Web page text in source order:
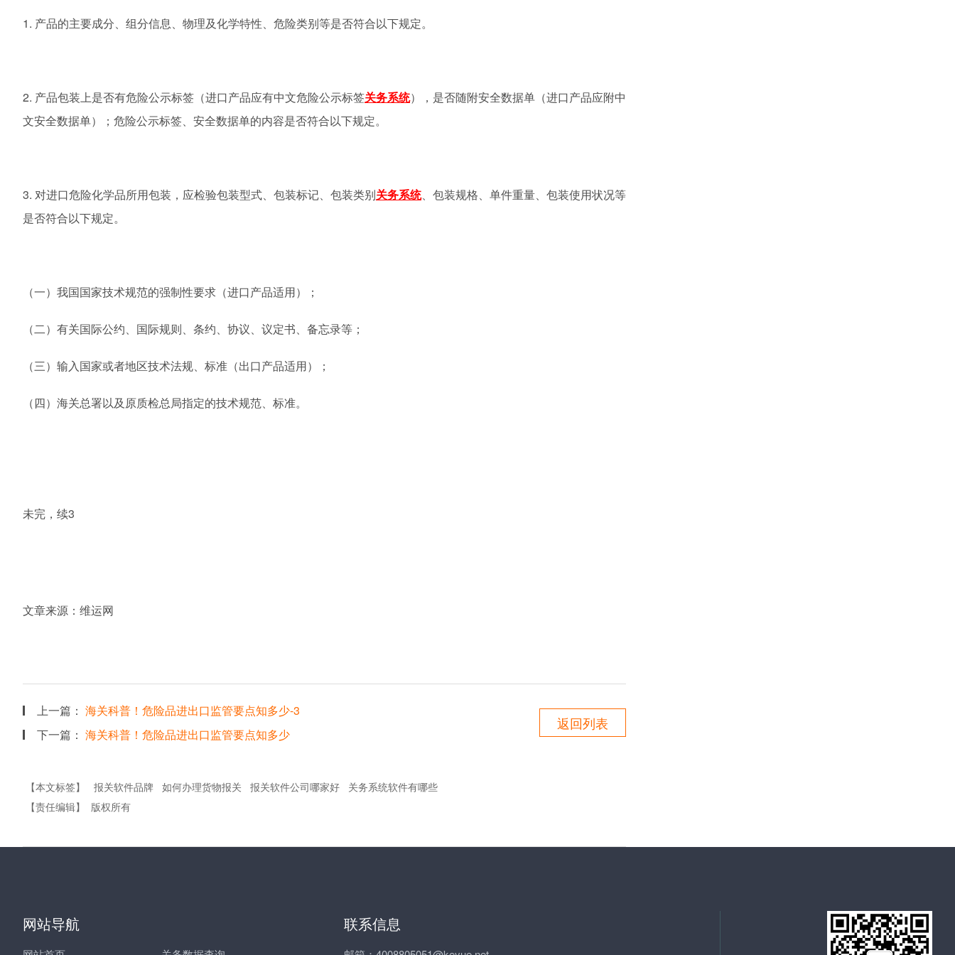
1. 产品的主要成分、组分信息、物理及化学特性、危险类别等是否符合以下规定。
2. 产品包装上是否有危险公示标签（进口产品应有中文危险公示标签关务系统），是否随附安全数据单（进口产品应附中
文安全数据单）；危险公示标签、安全数据单的内容是否符合以下规定。
3. 对进口危险化学品所用包装，应检验包装型式、包装标记、包装类别关务系统、包装规格、单件重量、包装使用状况等
是否符合以下规定。
（一）我国国家技术规范的强制性要求（进口产品适用）；
（二）有关国际公约、国际规则、条约、协议、议定书、备忘录等；
（三）输入国家或者地区技术法规、标准（出口产品适用）；
（四）海关总署以及原质检总局指定的技术规范、标准。
未完，续3
文章来源：维运网
上一篇： 海关科普！危险品进出口监管要点知多少-3
下一篇： 海关科普！危险品进出口监管要点知多少
返回列表
【本文标签】 报关软件品牌 如何办理货物报关 报关软件公司哪家好
关务系统软件有哪些
【责任编辑】
版权所有
网站导航 联系信息